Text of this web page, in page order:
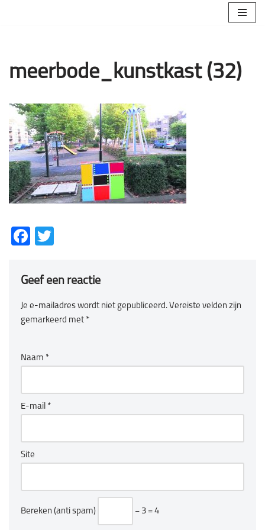
inhoud
meerbode_kunstkast (32)
Facebook
Geef een reactie
Je e-mailadres wordt niet gepubliceerd. Vereiste velden zijn
gemarkeerd met *
Naam *
E-mail *
Site
Bereken (anti spam) − 3 = 4